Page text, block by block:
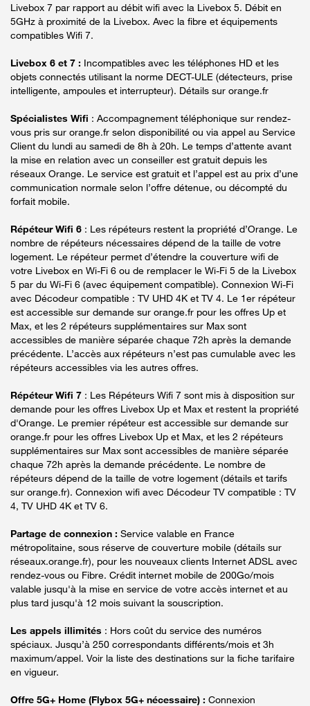
Livebox 7 par rapport au débit wifi avec la Livebox 5. Débit en
5GHz à proximité de la Livebox. Avec la fibre et équipements
compatibles Wifi 7.
Livebox 6 et 7 : Incompatibles avec les téléphones HD et les
objets connectés utilisant la norme DECT-ULE (détecteurs, prise
intelligente, ampoules et interrupteur). Détails sur orange.fr
Spécialistes Wifi : Accompagnement téléphonique sur rendez-
vous pris sur orange.fr selon disponibilité ou via appel au Service
Client du lundi au samedi de 8h à 20h. Le temps d’attente avant
la mise en relation avec un conseiller est gratuit depuis les
réseaux Orange. Le service est gratuit et l’appel est au prix d’une
communication normale selon l’offre détenue, ou décompté du
forfait mobile.
Répéteur Wifi 6 : Les répéteurs restent la propriété d’Orange. Le
nombre de répéteurs nécessaires dépend de la taille de votre
logement. Le répéteur permet d’étendre la couverture wifi de
votre Livebox en Wi-Fi 6 ou de remplacer le Wi-Fi 5 de la Livebox
5 par du Wi-Fi 6 (avec équipement compatible). Connexion Wi-Fi
avec Décodeur compatible : TV UHD 4K et TV 4. Le 1er répéteur
est accessible sur demande sur orange.fr pour les offres Up et
Max, et les 2 répéteurs supplémentaires sur Max sont
accessibles de manière séparée chaque 72h après la demande
précédente. L’accès aux répéteurs n’est pas cumulable avec les
répéteurs accessibles via les autres offres.
Répéteur Wifi 7 : Les Répéteurs Wifi 7 sont mis à disposition sur
demande pour les offres Livebox Up et Max et restent la propriété
d'Orange. Le premier répéteur est accessible sur demande sur
orange.fr pour les offres Livebox Up et Max, et les 2 répéteurs
supplémentaires sur Max sont accessibles de manière séparée
chaque 72h après la demande précédente. Le nombre de
répéteurs dépend de la taille de votre logement (détails et tarifs
sur orange.fr). Connexion wifi avec Décodeur TV compatible : TV
4, TV UHD 4K et TV 6.
Partage de connexion : Service valable en France
métropolitaine, sous réserve de couverture mobile (détails sur
réseaux.orange.fr), pour les nouveaux clients Internet ADSL avec
rendez-vous ou Fibre. Crédit internet mobile de 200Go/mois
valable jusqu'à la mise en service de votre accès internet et au
plus tard jusqu'à 12 mois suivant la souscription.
Les appels illimités : Hors coût du service des numéros
spéciaux. Jusqu’à 250 correspondants différents/mois et 3h
maximum/appel. Voir la liste des destinations sur la fiche tarifaire
en vigueur.
Offre 5G+ Home (Flybox 5G+ nécessaire) : Connexion